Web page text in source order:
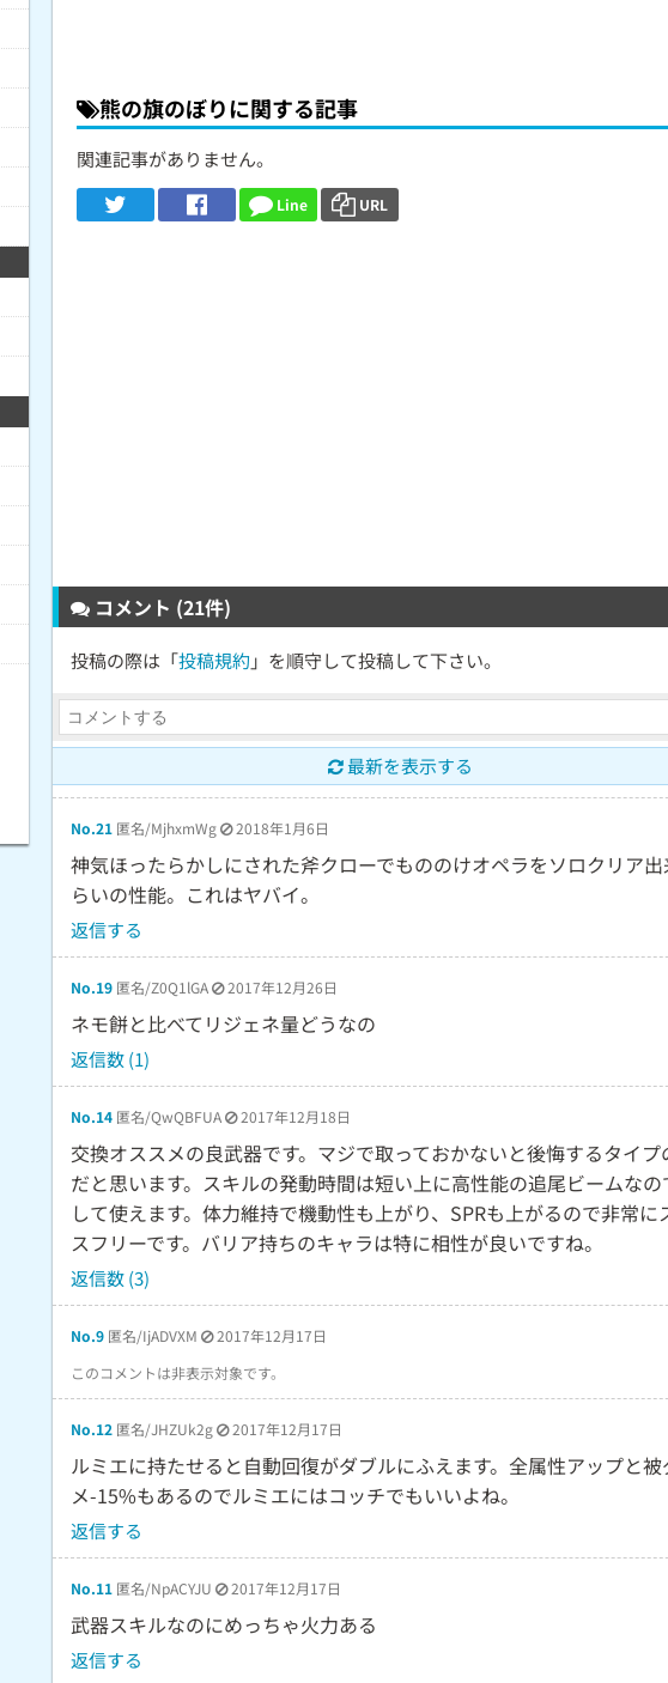
熊の旗のぼりに関する記事
関連記事がありません。
Line URL
コメント (21件)
投稿の際は「投稿規約 」を順守して投稿して下さい。
最新を表示する
No.21 匿名/MjhxmWg 2018年1月6日
神気ほったらかしにされた斧クローでもののけオペラをソロクリア
らいの性能。これはヤバイ。
返信する
No.19 匿名/Z0Q1lGA 2017年12月26日
ネモ餅と比べてリジェネ量どうなの
返信数 (1)
No.14 匿名/QwQBFUA 2017年12月18日
交換オススメの良武器です。マジで取っておかないと後悔するタイプ
だと思います。スキルの発動時間は短い上に高性能の追尾ビームな
して使えます。体力維持で機動性も上がり、SPRも上がるので非常に
スフリーです。バリア持ちのキャラは特に相性が良いですね。
返信数 (3)
No.9 匿名/IjADVXM
2017年12月17日
このコメントは非表示対象です。
No.12 匿名/JHZUk2g 2017年12月17日
ルミエに持たせると自動回復がダブルにふえます。全属性アップと被
メ-15%もあるのでルミエにはコッチでもいいよね。
返信する
No.11 匿名/NpACYJU 2017年12月17日
武器スキルなのにめっちゃ火力ある
返信する